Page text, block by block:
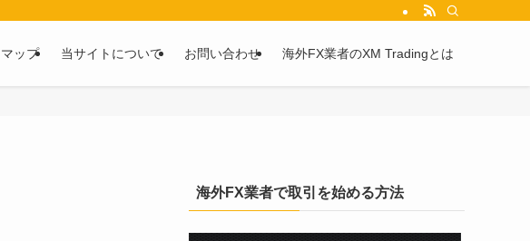
する情報の口コミや評判を2chや5chからピックアップしています。
ップ 当サイトについて お問い合わせ 海外FX業者のXM Tradingとは
海外FX業者で取引を始める方法